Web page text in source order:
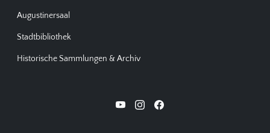
Augustinersaal
Stadtbibliothek
Historische Sammlungen & Archiv